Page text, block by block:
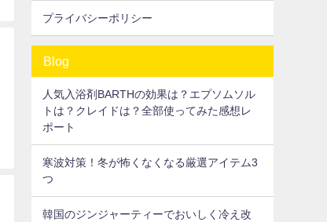
プライバシーポリシー
Blog
人気入浴剤BARTHの効果は？エプソムソル
トは？クレイドは？全部使ってみた感想レ
ポート
寒波対策！冬が怖くなくなる厳選アイテム3
つ
韓国のジンジャーティーでおいしく冷え改